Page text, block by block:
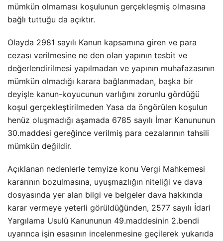
mümkün olmaması koşulunun gerçekleşmiş olmasına
bağlı tuttuğu da açıktır.
Olayda 2981 sayılı Kanun kapsamına giren ve para
cezası verilmesine ne den olan yapının tesbit ve
değerlendirilmesi yapılmadan ve yapının muhafazasının
mümkün olmadığı karara bağlanmadan, başka bir
deyişle kanun-koyucunun varlığını zorunlu gördüğü
koşul gerçekleştirilmeden Yasa da öngörülen koşulun
henüz oluşmadığı aşamada 6785 sayılı İmar Kanununun
30.maddesi gereğince verilmiş para cezalarının tahsili
mümkün değildir.
Açıklanan nedenlerle temyize konu Vergi Mahkemesi
kararının bozulmasına, uyuşmazlığın niteliği ve dava
dosyasında yer alan bilgi ve belgeler dava hakkında
karar vermeye yeterli görüldüğünden, 2577 sayılı İdari
Yargılama Usulü Kanununun 49.maddesinin 2.bendi
uyarınca işin esasının incelenmesine geçilerek yukarıda